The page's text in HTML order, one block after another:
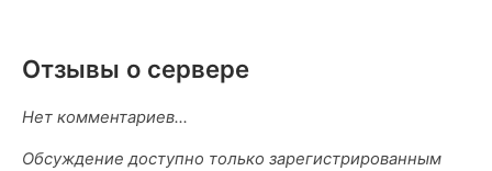
Отзывы о сервере
Нет комментариев...
Обсуждение доступно только зарегистрированным